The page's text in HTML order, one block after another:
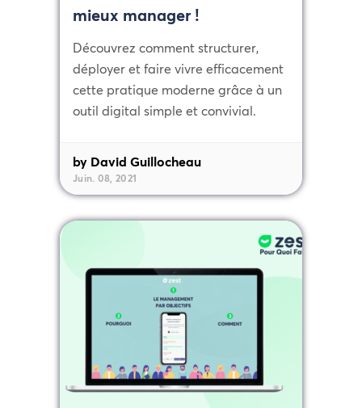
mieux manager !
Découvrez comment structurer,
déployer et faire vivre efficacement
cette pratique moderne grâce à un
outil digital simple et convivial.
by David Guillocheau
Juin. 08, 2021